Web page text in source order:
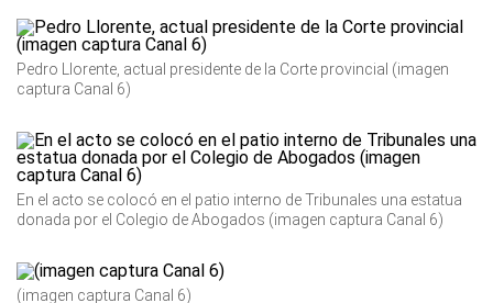
Pedro Llorente, actual presidente de la Corte provincial (imagen
captura Canal 6)
En el acto se colocó en el patio interno de Tribunales una estatua
donada por el Colegio de Abogados (imagen captura Canal 6)
(imagen captura Canal 6)